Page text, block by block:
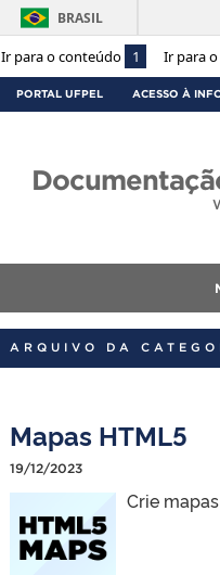
Ir para o conteúdo 1 Ir para
BRASIL
PORTAL UFPEL ACESSO À
ARQUIVO DA
Mapas HTML5
19/12/2023
Crie